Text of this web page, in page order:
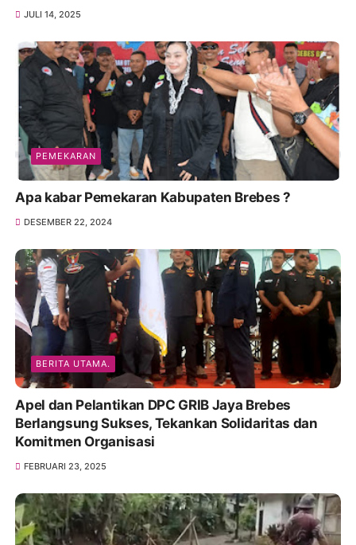
JULI 14, 2025
PEMEKARAN
Apa kabar Pemekaran Kabupaten Brebes ?
DESEMBER 22, 2024
BERITA UTAMA.
Apel dan Pelantikan DPC GRIB Jaya Brebes
Berlangsung Sukses, Tekankan Solidaritas dan
Komitmen Organisasi
FEBRUARI 23, 2025